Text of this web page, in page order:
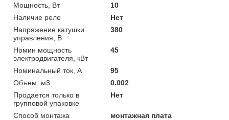
Мощность, Вт
10
Наличие реле
Нет
Напряжение катушки
управления, В
380
Номин мощность
электродвигателя, кВт
45
Номинальный ток, А
95
Объем, м3
0.002
Продается только в
групповой упаковке
Нет
Способ монтажа
монтажная плата